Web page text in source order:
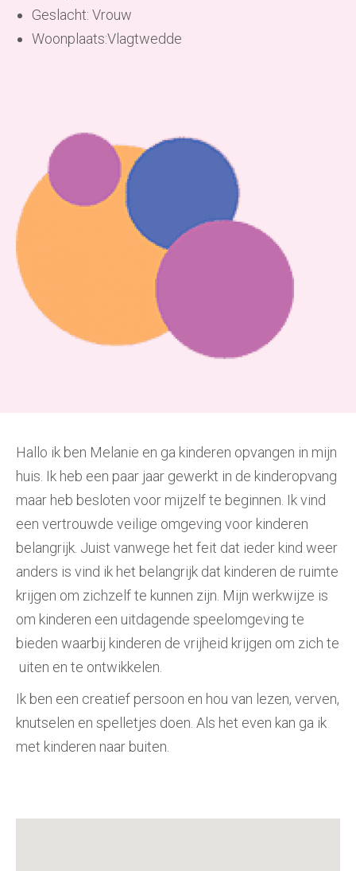
Geslacht: Vrouw
Woonplaats:Vlagtwedde
Hallo ik ben Melanie en ga kinderen opvangen in mijn
huis. Ik heb een paar jaar gewerkt in de kinderopvang
maar heb besloten voor mijzelf te beginnen. Ik vind
een vertrouwde veilige omgeving voor kinderen
belangrijk. Juist vanwege het feit dat ieder kind weer
anders is vind ik het belangrijk dat kinderen de ruimte
krijgen om zichzelf te kunnen zijn. Mijn werkwijze is
om kinderen een uitdagende speelomgeving te
bieden waarbij kinderen de vrijheid krijgen om zich te
uiten en te ontwikkelen.
Ik ben een creatief persoon en hou van lezen, verven,
knutselen en spelletjes doen. Als het even kan ga ik
met kinderen naar buiten.